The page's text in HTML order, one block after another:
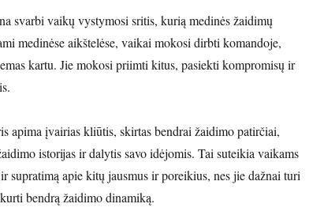
svarbi vaikų vystymosi sritis, kurią medinės žaidimų
medinėse aikštelėse, vaikai mokosi dirbti komandoje,
kartu. Jie mokosi priimti kitus, pasiekti kompromisų ir
apima įvairias kliūtis, skirtas bendrai žaidimo patirčiai,
istorijas ir dalytis savo idėjomis. Tai suteikia vaikams
supratimą apie kitų jausmus ir poreikius, nes jie dažnai turi
bendrą žaidimo dinamiką.